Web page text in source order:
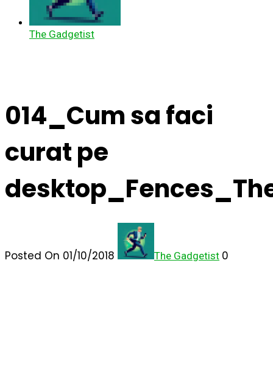
The Gadgetist
014_Cum sa faci
curat pe
Posted On 01/10/2018 The Gadgetist 0